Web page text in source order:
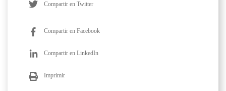
Compartir en Twitter
Compartir en Facebook
Compartir en LinkedIn
Imprimir